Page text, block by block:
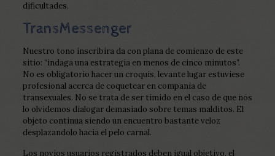
dificultades.
TransMessenger
Nuestro tono inscribira da con plana de comienzo de este
sitio: “indaga una estrategia en menos de cinco minutos”.
No es obligatorio hacer un croquis, levante lugar estuviese
profesional acerca de coquetear en compania de
transexuales. No se trata de ser timido en el caso de que nos
lo olvidemos dialogar demasiado sobre temas malditos. El
objeto continua siendo un encuentro bastante veloz
desplazandolo hacia el pelo carnal.
Los novios usuarios registrados deben igual objetivo, el